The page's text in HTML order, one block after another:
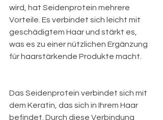
wird, hat Seidenprotein mehrere
Vorteile. Es verbindet sich leicht mit
geschädigtem Haar und stärkt es,
was es zu einer nützlichen Ergänzung
für haarstärkende Produkte macht.
Das Seidenprotein verbindet sich mit
dem Keratin, das sich in Ihrem Haar
befindet. Durch diese Verbindung